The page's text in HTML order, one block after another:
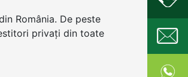
România. De peste
privați din toate